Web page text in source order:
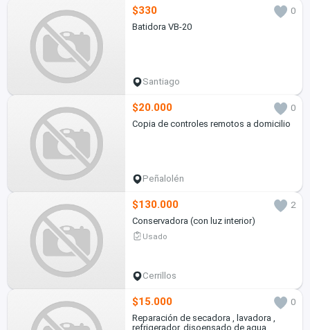
$330
0
Batidora VB-20
Santiago
$20.000
0
Copia de controles remotos a domicilio
Peñalolén
$130.000
2
Conservadora (con luz interior)
Usado
Cerrillos
$15.000
0
Reparación de secadora , lavadora ,
refrigerador, disoensado de agua